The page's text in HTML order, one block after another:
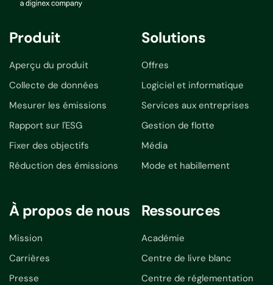
Produit
Aperçu du produit
Collecte de données
Mesurer les émissions
Rapport sur l'ESG
Fixer des objectifs
Réduction des émissions
Solutions
Offres
Logiciel et informatique
Services aux entreprises
Gestion de flotte
Média
Mode et habillement
À propos de nous
Mission
Carrières
Presse
Ressources
Académie
Centre de livre blanc
Centre de réglementation